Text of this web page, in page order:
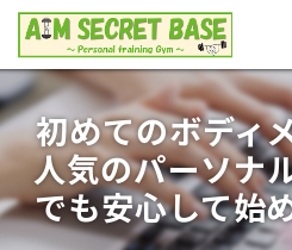
初めてのボディ
人気のパーソナ
でも安心して始